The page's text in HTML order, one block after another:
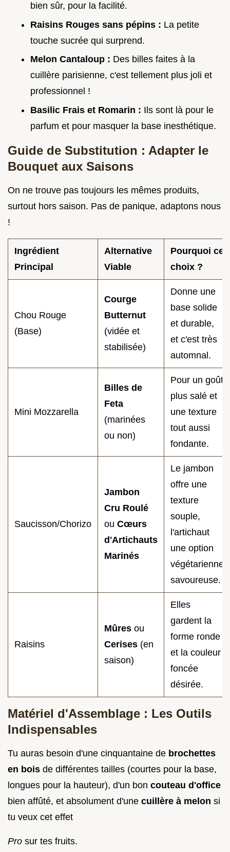
bien sûr, pour la facilité.
Raisins Rouges sans pépins : La petite
touche sucrée qui surprend.
Melon Cantaloup : Des billes faites à la
cuillère parisienne, c'est tellement plus joli et
professionnel !
Basilic Frais et Romarin : Ils sont là pour le
parfum et pour masquer la base inesthétique.
Guide de Substitution : Adapter le
Bouquet aux Saisons
On ne trouve pas toujours les mêmes produits,
surtout hors saison. Pas de panique, adaptons nous
!
Ingrédient
Principal
Alternative
Viable
Pourquoi ce
choix ?
Chou Rouge
(Base)
Courge
Butternut
(vidée et
stabilisée)
Donne une
base solide
et durable,
et c'est très
automnal.
Mini Mozzarella
Billes de
Feta
(marinées
ou non)
Pour un goût
plus salé et
une texture
tout aussi
fondante.
Saucisson/Chorizo
Jambon
Cru Roulé
ou Cœurs
d'Artichauts
Marinés
Le jambon
offre une
texture
souple,
l'artichaut
une option
végétarienne
savoureuse.
Raisins
Mûres ou
Cerises (en
saison)
Elles
gardent la
forme ronde
et la couleur
foncée
désirée.
Matériel d'Assemblage : Les Outils
Indispensables
Tu auras besoin d'une cinquantaine de brochettes
en bois de différentes tailles (courtes pour la base,
longues pour la hauteur), d'un bon couteau d'office
bien affûté, et absolument d'une cuillère à melon si
tu veux cet effet
Pro sur tes fruits.